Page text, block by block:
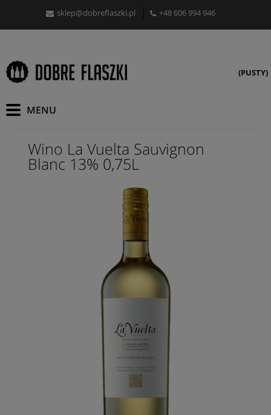
sklep@dobreflaszki.pl +48 606 994 946
(PUSTY)
Wino La Vuelta Sauvignon
Blanc 13% 0,75L